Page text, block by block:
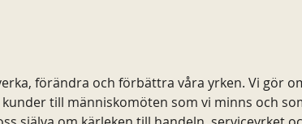
förändra och förbättra våra yrken. Vi gör
till människomöten som vi minns och